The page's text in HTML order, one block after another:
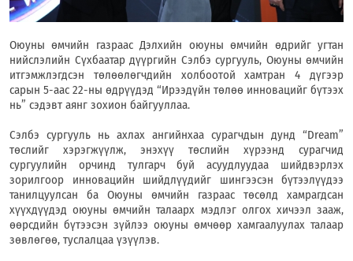
Оюуны өмчийн газраас Дэлхийн оюуны өмчийн өдрийг угтан
нийслэлийн Сүхбаатар дүүргийн Сэлбэ сургууль, Оюуны өмчийн
итгэмжлэгдсэн төлөөлөгчдийн холбоотой хамтран 4 дүгээр
сарын 5-аас 22-ны өдрүүдэд “Ирээдүйн төлөө инновацийг бүтээх
нь” сэдэвт аянг зохион байгууллаа.
Сэлбэ сургууль нь ахлах ангийнхаа сурагчдын дунд “Dream”
төслийг хэрэгжүүлж, энэхүү төслийн хүрээнд сурагчид
сургуулийн орчинд тулгарч буй асуудлуудаа шийдвэрлэх
зорилгоор инновацийн шийдлүүдийг шингээсэн бүтээлүүдээ
танилцуулсан ба Оюуны өмчийн газраас төсөлд хамрагдсан
хүүхдүүдэд оюуны өмчийн талаарх мэдлэг олгох хичээл зааж,
өөрсдийн бүтээсэн зүйлээ оюуны өмчөөр хамгаалуулах талаар
зөвлөгөө, туслалцаа үзүүлэв.